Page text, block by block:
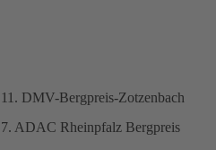
11. DMV-Bergpreis-Zotzenbach
7. ADAC Rheinpfalz Bergpreis